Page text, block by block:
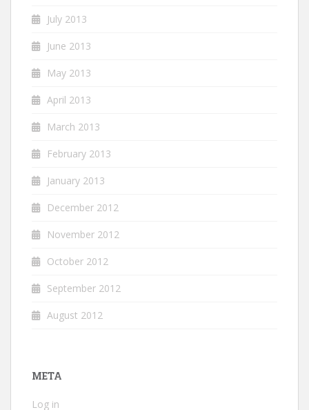
July 2013
June 2013
May 2013
April 2013
March 2013
February 2013
January 2013
December 2012
November 2012
October 2012
September 2012
August 2012
META
Log in